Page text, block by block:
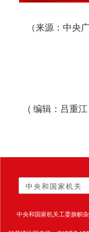
（来源：中央
( 编辑：吕重
中央和国家机关
中央和国家机关工委旗帜